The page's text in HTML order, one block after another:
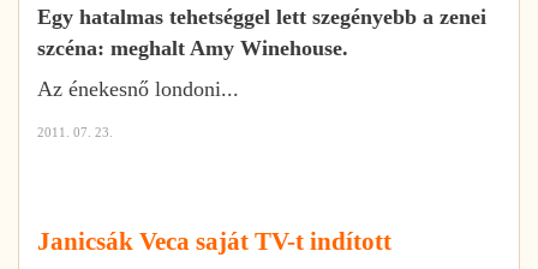
Egy hatalmas tehetséggel lett szegényebb a zenei
szcéna: meghalt Amy Winehouse.
Az énekesnő londoni...
2011. 07. 23.
Janicsák Veca saját TV-t indított